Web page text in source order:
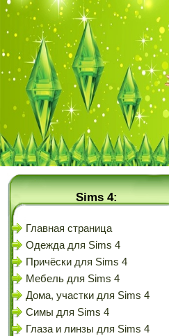
Sims 4:
Главная страница
Одежда для Sims 4
Причёски для Sims 4
Мебель для Sims 4
Дома, участки для Sims 4
Симы для Sims 4
Глаза и линзы для Sims 4